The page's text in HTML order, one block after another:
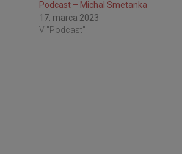
Podcast – Michal Smetanka
17. marca 2023
V "Podcast"